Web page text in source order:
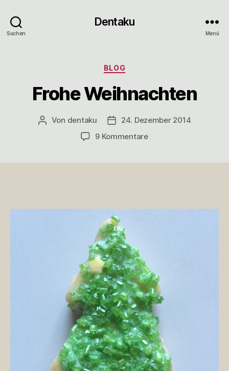
Suchen
Dentaku
Menü
Kategorien
BLOG
Frohe Weihnachten
Beitragsautor
Von dentaku Veröffentlichungsdatum
24. Dezember 2014
9 Kommentarezu